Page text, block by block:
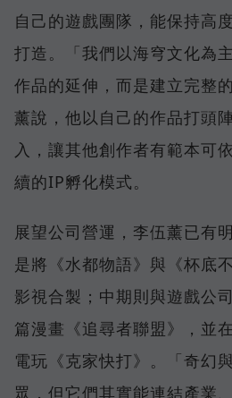
自己的遊戲團隊，能保持高
打造。「我們以海穹文化為
作品的延伸，而是建立完整
薰說，他以自己的作品打頭
入，讓其他創作者有範本可
續的IP孵化模式。
展望公司營運，李伍薰已有
是將《水都物語》與《杯底
影視合製；中期則與遊戲公
篇漫畫《追尋者聯盟》，並
電玩《克家快打》。「奇幻
眾，但它們其實能連結產業